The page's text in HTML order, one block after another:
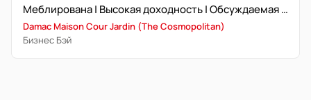
Меблирована | Высокая доходность | Обсуждаемая цена
Damac Maison Cour Jardin (The Cosmopolitan)
Бизнес Бэй